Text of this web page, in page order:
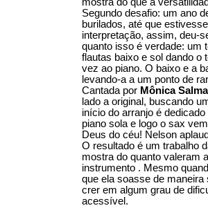
mostra do que a
Segundo desafio: um ano
burilados, até que
interpretação, assim, deu-
quanto isso é verdade: um
flautas baixo e sol dando o
vez ao piano. O baixo e a
levando-a a um ponto de
Cantada por Mônica
lado a original, buscando
início do arranjo é
piano sola e logo o sax
Deus do céu! Nelson
O resultado é um trabalho
mostra do quanto valeram
instrumento . Mesmo
que ela soasse de
crer em algum grau de
acessível.